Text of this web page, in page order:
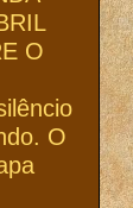
O
O